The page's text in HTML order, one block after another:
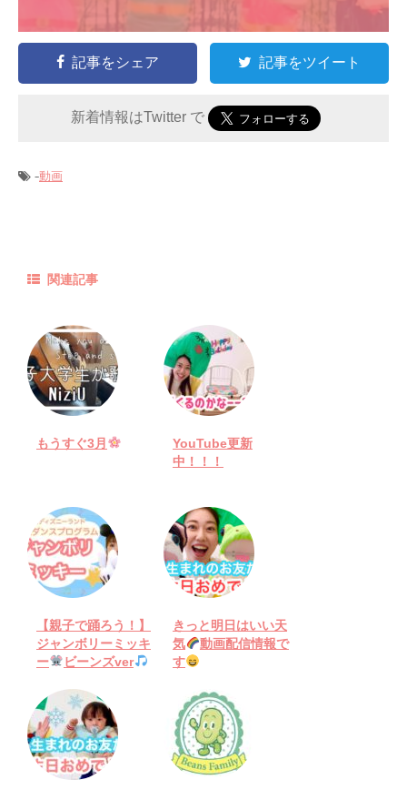
記事をシェア 記事をツイート
新着情報はTwitter で
-動画
関連記事
もうすぐ3月
YouTube更新
中！！！
【親子で踊ろう！】
ジャンボリーミッキ
ー
ビーンズver
きっと明日はいい天
気
動画配信情報で
す